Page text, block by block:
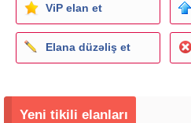
ViP elan et
Elana düzəliş et
Yeni tikili elanları